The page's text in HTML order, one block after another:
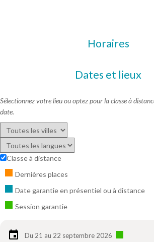
Horaires
Dates et lieux
Sélectionnez votre lieu ou optez pour la classe à
date.
Classe à distance
Dernières places
Date garantie en présentiel ou à distance
Session garantie
Du 21 au 22 septembre 2026